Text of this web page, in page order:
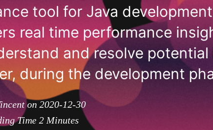
tool for Java
real time performance
and resolve
during the development
on 2020-12-30
Time 2 Minutes